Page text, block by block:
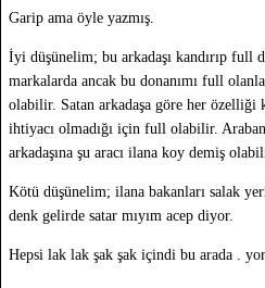
Garip ama öyle yazmış.
İyi düşünelim; bu arkadaşı kandırıp full
markalarda ancak bu donanımı full
olabilir. Satan arkadaşa göre her özelliği
ihtiyacı olmadığı için full olabilir.
arkadaşına şu aracı ilana koy demiş
Kötü düşünelim; ilana bakanları salak
denk gelirde satar mıyım acep diyor.
Hepsi lak lak şak şak içindi bu arada .